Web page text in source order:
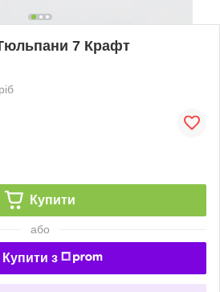
7 Крафт
Купити
або
Купити з